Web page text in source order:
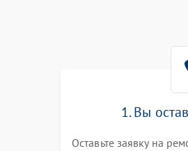
1. Вы
Оставьте заявку на